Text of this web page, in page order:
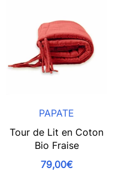
PAPATE
Tour de Lit en Coton
Bio Fraise
79,00€